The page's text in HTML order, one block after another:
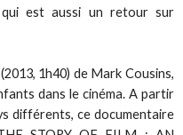
qui est aussi un retour sur
1h40) de Mark Cousins,
dans le cinéma. A partir
différents, ce documentaire